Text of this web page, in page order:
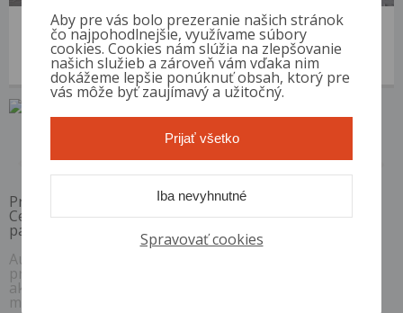
Toyota Corolla Verso
2008 | 267 664 km | Diesel | 2.2 D-4D | VIN: NMTEJ16R40R129109
2 300 € od 9 €/mes.
1 / 1
Pri akontácii 10%, RPMN od6,4 %
Ceny sú platné pri využití financovania s vybranými
partnermi. Ceny sú vrátane DPH.
Auto Diskont si vyhradzuje právo kedykoľvek bez
predchádzajúceho upozornenia zmeniť alebo odstrániť
akúkoľvek časť obsahu týchto internetových stránok či
mobilné aplikácie.
Aby pre vás bolo prezeranie našich stránok
čo najpohodlnejšie, využívame súbory
cookies. Cookies nám slúžia na zlepšovanie
našich služieb a zároveň vám vďaka nim
dokážeme lepšie ponúknuť obsah, ktorý pre
vás môže byť zaujímavý a užitočný.
Spravovať cookies
Iba nevyhnutné
Prijať všetko